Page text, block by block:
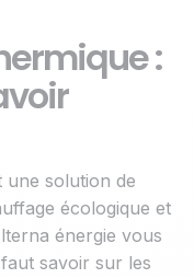
:
solution de
écologique et
énergie vous
savoir sur les